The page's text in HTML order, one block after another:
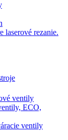
laserové rezanie.
ventily
ECO,
ventily